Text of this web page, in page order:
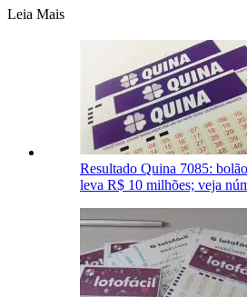
Leia Mais
Resultado Quina 7085:
leva R$ 10 milhões; veja